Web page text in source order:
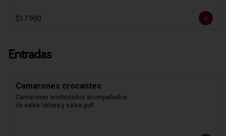
$17.990
Entradas
Camarones crocantes
Camarones arrebozados acompañados
de salsa tártara y salsa golf.